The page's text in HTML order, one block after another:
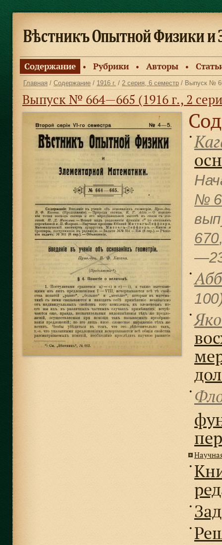
Содержание ● Рубрики ● Авторы ●
Главная / Содержание / 1916 г. / 2 серия, 6 семестр / Выпуск №
Выпуск № 664—665 (1916 г., 2
●
№
670
●
●
●
●
●
●